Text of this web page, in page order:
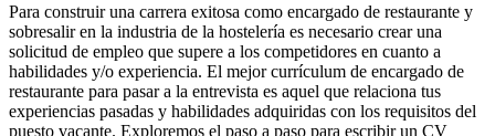
Para construir una carrera exitosa como encargado de restaurante y
sobresalir en la industria de la hostelería es necesario crear una
solicitud de empleo que supere a los competidores en cuanto a
habilidades y/o experiencia. El mejor currículum de encargado de
restaurante para pasar a la entrevista es aquel que relaciona tus
experiencias pasadas y habilidades adquiridas con los requisitos del
puesto vacante. Exploremos el paso a paso para escribir un CV